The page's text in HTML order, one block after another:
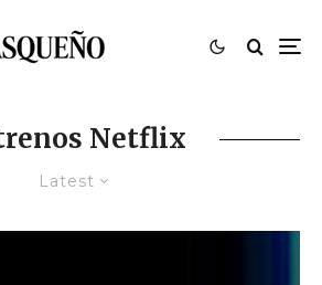
Netflix
Latest